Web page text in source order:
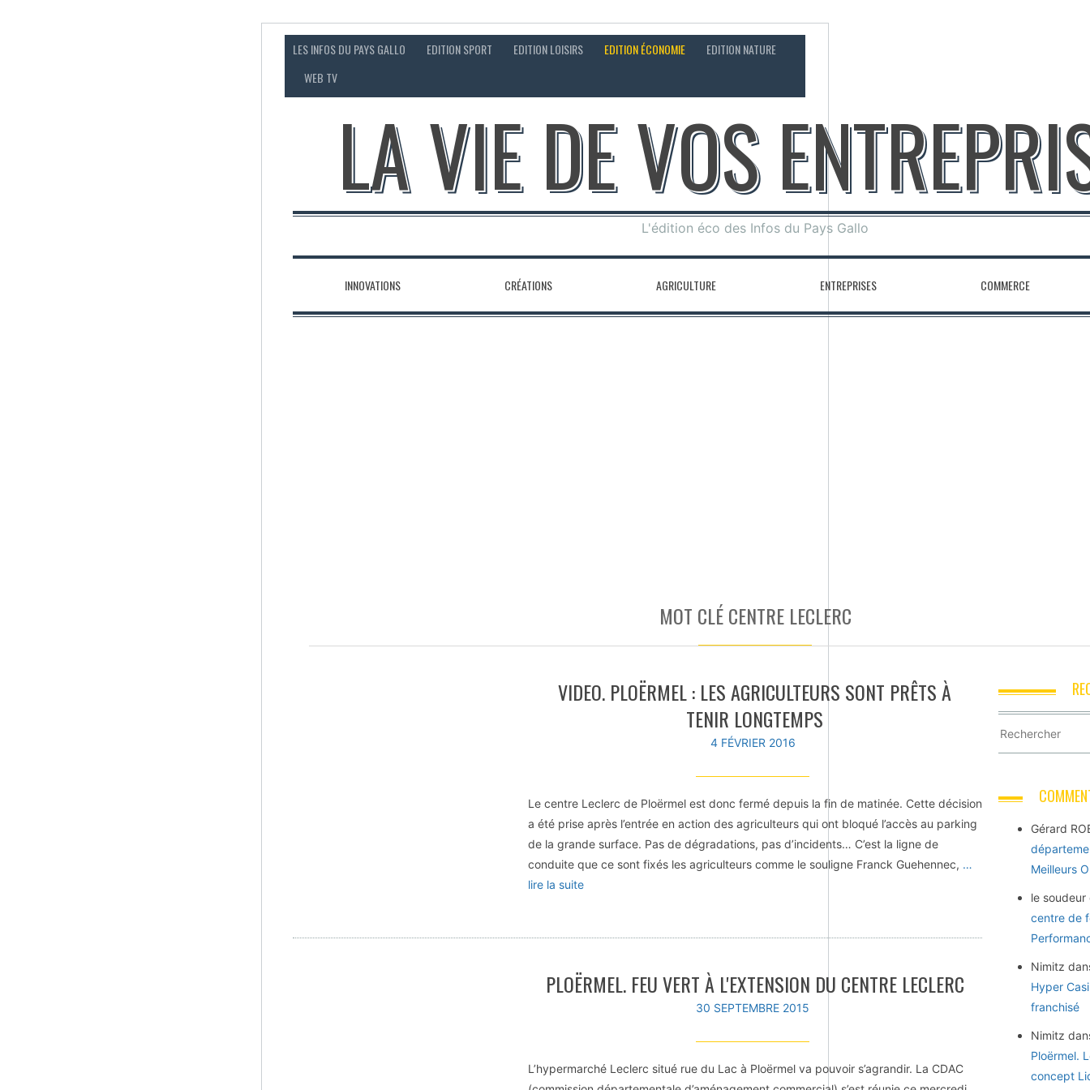
LES INFOS DU PAYS GALLO EDITION SPORT EDITION LOISIRS EDITION ÉCONOMIE
EDITION NATURE
WEB TV
LA VIE DE VOS
L'édition éco des Infos du Pays Gallo
INNOVATIONS CRÉATIONS AGRICULTURE ENTREPRISES COMMERCE
MOT CLÉ CENTRE LECLERC
VIDEO. PLOËRMEL : LES AGRICULTEURS SONT PRÊTS À
TENIR LONGTEMPS
4 FÉVRIER 2016
Le centre Leclerc de Ploërmel est donc fermé depuis la fin de matinée. Cette décision
a été prise après l’entrée en action des agriculteurs qui ont bloqué l’accès au parking
de la grande surface. Pas de dégradations, pas d’incidents… C’est la ligne de
conduite que ce sont fixés les agriculteurs comme le souligne Franck Guehennec, …
lire la suite
PLOËRMEL. FEU VERT À L'EXTENSION DU CENTRE LECLERC
30 SEPTEMBRE 2015
L’hypermarché Leclerc situé rue du Lac à Ploërmel va pouvoir s’agrandir. La CDAC
Gérard
Meilleurs
le soudeur
centre de
Nimitz
Hyper
franchisé
Nimitz
Ploërmel.
concept